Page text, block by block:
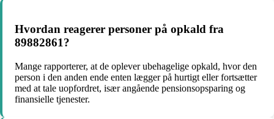
Hvordan reagerer personer på opkald fra
89882861?
Mange rapporterer, at de oplever ubehagelige opkald, hvor den
person i den anden ende enten lægger på hurtigt eller fortsætter
med at tale uopfordret, især angående pensionsopsparing og
finansielle tjenester.